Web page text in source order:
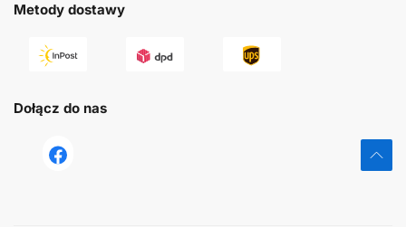
Metody dostawy
Dołącz do nas